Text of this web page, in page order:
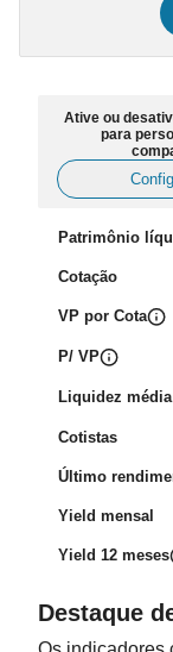
Ative ou
para
Patrimônio
Cotação
VP por Cota
P/ VP
Liquidez
Cotistas
Último
Yield mensal
Yield 12 meses
Destaque